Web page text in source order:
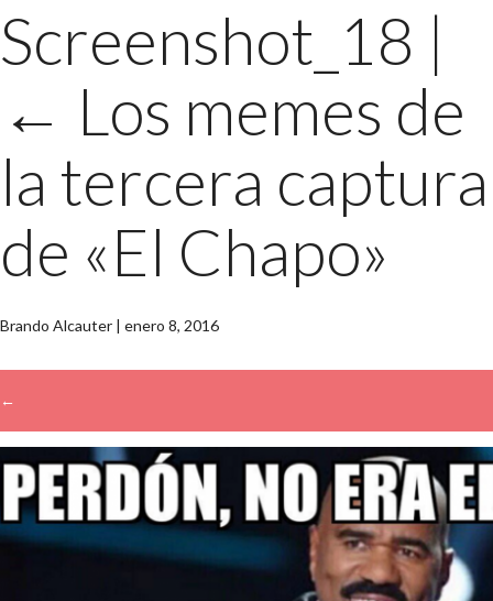
Screenshot_18 |
← Los memes de
la tercera captura
de «El Chapo»
Brando Alcauter | enero 8, 2016
←
→